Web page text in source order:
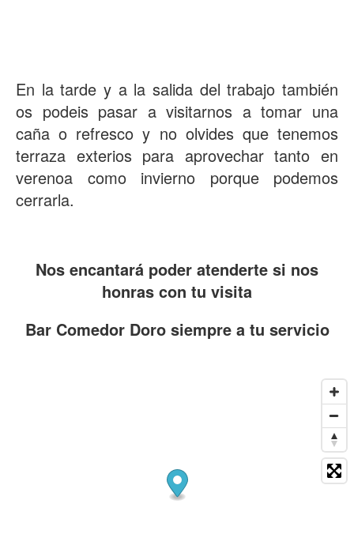
En la tarde y a la salida del trabajo también
os podeis pasar a visitarnos a tomar una
caña o refresco y no olvides que tenemos
terraza exterios para aprovechar tanto en
verenoa como invierno porque podemos
cerrarla.
Nos encantará poder atenderte si nos
honras con tu visita
Bar Comedor Doro siempre a tu servicio